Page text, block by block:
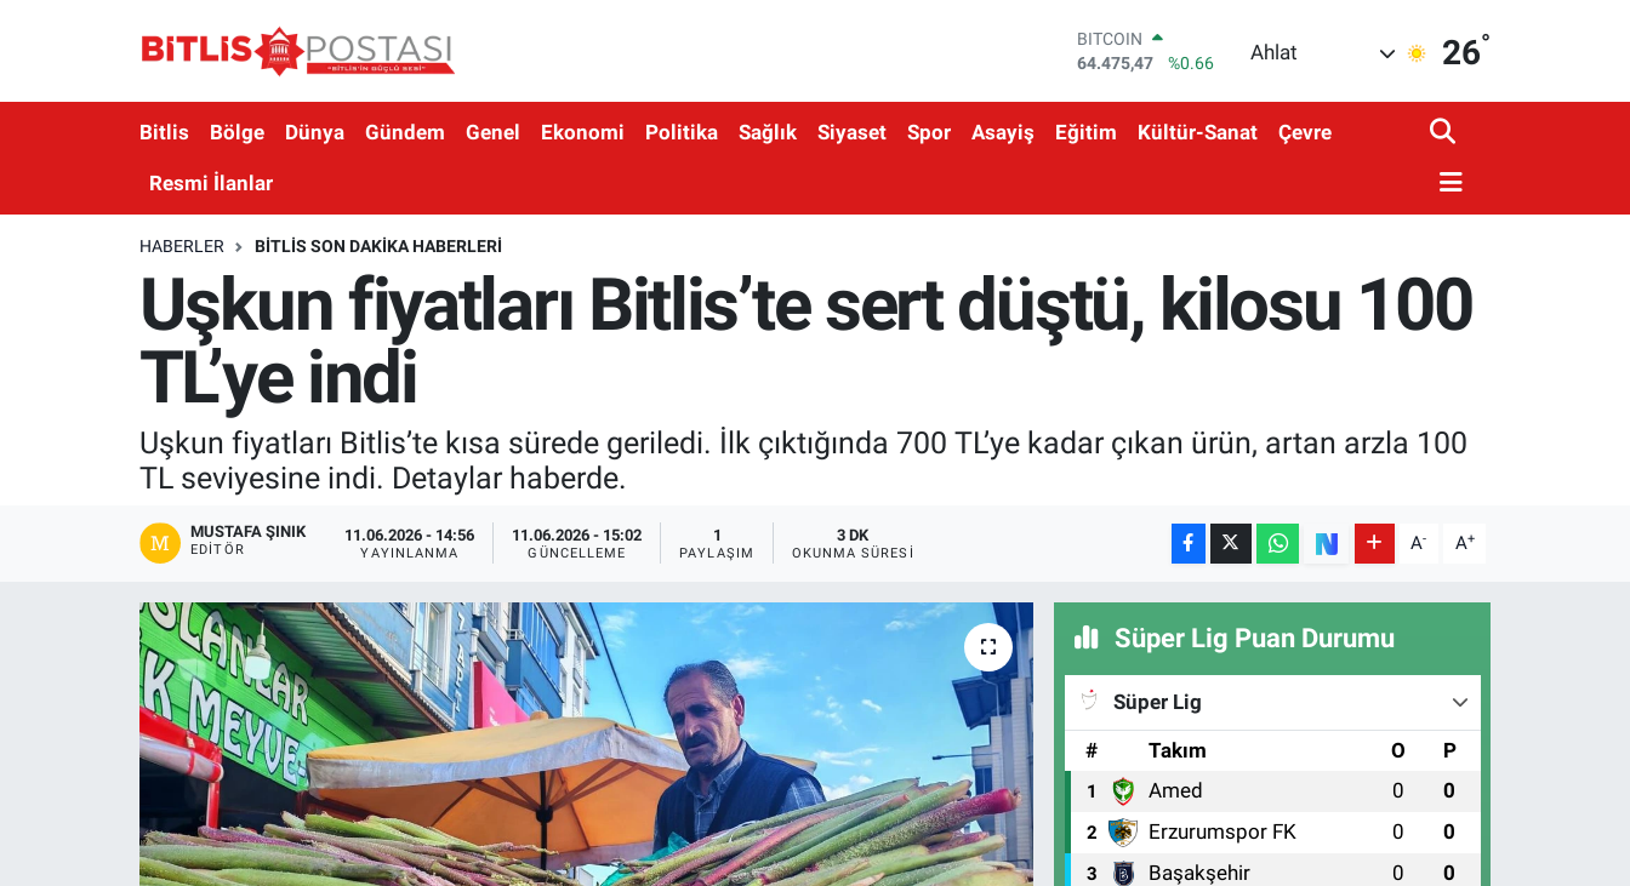
DOLAR
47,5971
%0.05
STERLİN
BITCOIN
64.475,47
%0.66
Ahlat 26°
Bitlis Bölge Dünya Gündem Genel Ekonomi Politika Sağlık Siyaset Spor Asayiş Eğitim Kültür-Sanat Çevre
Resmi İlanlar
HABERLER BITLIS SON DAKIKA HABERLERI
Uşkun fiyatları Bitlis’te sert düştü, kilosu 100
TL’ye indi
Uşkun fiyatları Bitlis’te kısa sürede geriledi. İlk çıktığında 700 TL’ye kadar çıkan ürün, artan arzla 100
TL seviyesine indi. Detaylar haberde.
MUSTAFA ŞINIK
EDITÖR
11.06.2026 - 14:56
YAYINLANMA
11.06.2026 - 15:02
GÜNCELLEME
1
PAYLAŞIM
3 DK
OKUNMA SÜRESI A- A+
Süper Lig Puan Durumu
Süper Lig
#
Takım O P
1 Amed 0 0
2 Erzurumspor FK 0 0
3 Başakşehir 0 0
Bölge
Ekonomi
Kültür-Sanat
Magazin
Resmi İlanlar
Bitlis Trafik Yoğunluk Haritası
Süper Lig Puan Durumu ve Fikstür
Tüm Manşetler
Son Dakika Haberleri
Haber Arşivi